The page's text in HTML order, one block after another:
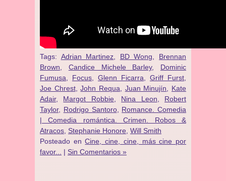
Tags: Adrian Martinez BD Wong
Brennan
Brown
Candice Michele Barley, Dominic
Fumusa
Focus Glenn Ficarra Griff Furst
Joe Chrest,John Requa Juan Minujín
Kate
Adair, Margot Robbie Nina Leon
Robert
Taylor, Rodrigo Santoro, Romance. Comedia
| Comedia romántica. Crimen. Robos &
Atracos Stephanie Honore Will Smith
Posteado enCine, cine, cine, más cine por
favor...
| Sin Comentarios »